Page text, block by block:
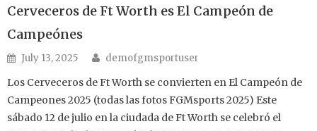
Cerveceros de Ft Worth es El Campeón de
Campeónes
Posted on
July 13, 2025 Author
demofgmsportuser
Los Cerveceros de Ft Worth se convierten en El Campeón de
Campeones 2025 (todas las fotos FGMsports 2025) Este
sábado 12 de julio en la ciudada de Ft Worth se celebró el